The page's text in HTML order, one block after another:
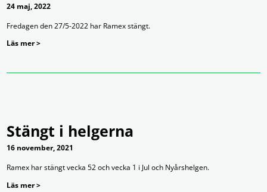
24 maj, 2022
Fredagen den 27/5-2022 har Ramex stängt.
Läs mer >
Stängt i helgerna
16 november, 2021
Ramex har stängt vecka 52 och vecka 1 i Jul och Nyårshelgen.
Läs mer >